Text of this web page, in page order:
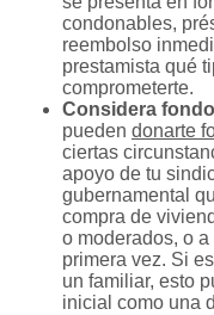
condonables,
reembolso
prestamista qué
comprometerte.
Considera
pueden donarte
ciertas
apoyo de tu
gubernamental
compra de
o moderados, o
primera vez. Si
un familiar, esto
inicial como una